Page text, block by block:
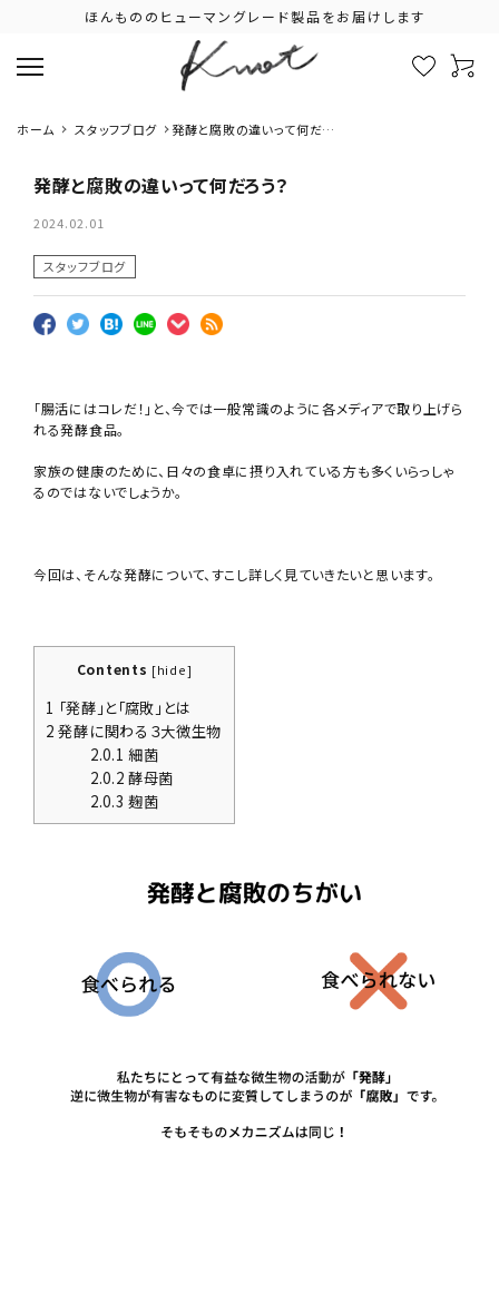
ほんもののヒューマングレード製品をお届けします
ホーム スタッフブログ
発酵と腐敗の違いって何だろ
発酵と腐敗の違いって何だろう？
2024.02.01
スタッフブログ
「腸活にはコレだ！」と、今では一般常識のように各メディアで取り上げら
れる発酵食品。
家族の健康のために、日々の食卓に摂り入れている方も多くいらっしゃ
るのではないでしょうか。
今回は、そんな発酵について、すこし詳しく見ていきたいと思います。
Contents [hide]
1 「発酵」と「腐敗」とは
2 発酵に関わる３大微生物
2.0.1 細菌
2.0.2 酵母菌
2.0.3 麹菌